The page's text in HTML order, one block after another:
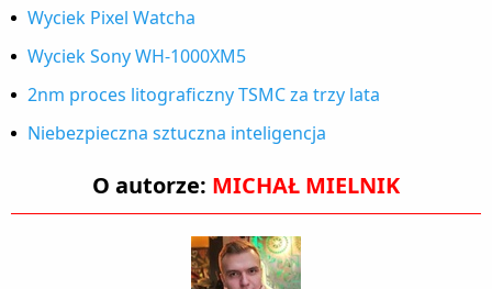
Wyciek Pixel Watcha
Wyciek Sony WH-1000XM5
2nm proces litograficzny TSMC za trzy lata
Niebezpieczna sztuczna inteligencja
O autorze: MICHAŁ MIELNIK